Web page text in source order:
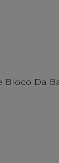
Bloco Da